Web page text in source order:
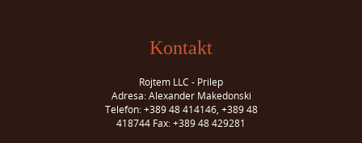
Kontakt
Rojtem LLC - Prilep
Adresa: Alexander Makedonski
Telefon: +389 48 414146, +389 48
418744 Fax: +389 48 429281